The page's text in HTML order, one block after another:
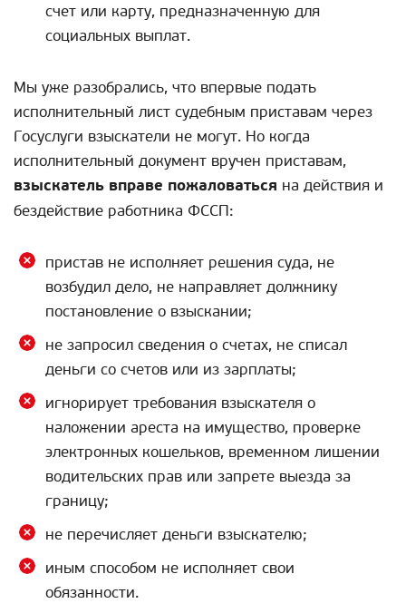
счет или карту, предназначенную для
социальных выплат.
Мы уже разобрались, что впервые подать
исполнительный лист судебным приставам через
Госуслуги взыскатели не могут. Но когда
исполнительный документ вручен приставам,
взыскатель вправе пожаловаться на действия и
бездействие работника ФССП:
пристав не исполняет решения суда, не
возбудил дело, не направляет должнику
постановление о взыскании;
не запросил сведения о счетах, не списал
деньги со счетов или из зарплаты;
игнорирует требования взыскателя о
наложении ареста на имущество, проверке
электронных кошельков, временном лишении
водительских прав или запрете выезда за
границу;
не перечисляет деньги взыскателю;
иным способом не исполняет свои
обязанности.